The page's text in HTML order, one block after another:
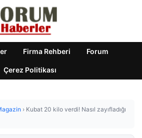
Firma Rehberi Forum
Çerez Politikası
› Kubat 20 kilo verdi! Nasıl zayıfladığı